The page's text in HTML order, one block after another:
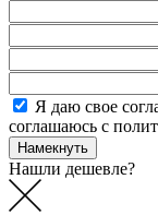
Я даю свое
соглашаюсь с
Нашли дешевле?